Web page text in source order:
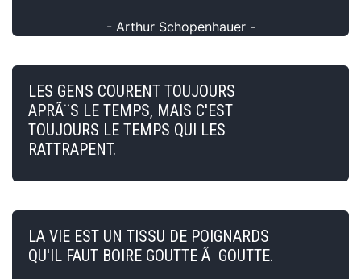
- Arthur Schopenhauer -
LES GENS COURENT TOUJOURS
APRÃ¨S LE TEMPS, MAIS C'EST
TOUJOURS LE TEMPS QUI LES
RATTRAPENT.
LA VIE EST UN TISSU DE POIGNARDS
QU'IL FAUT BOIRE GOUTTE Ã GOUTTE.